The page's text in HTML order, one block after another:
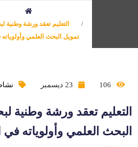
التعليم تعقد ورشة وطنية
تمويل البحث العلمي
التعليم تعقد ورشة وطنية
البحث العلمي وأولوياته في